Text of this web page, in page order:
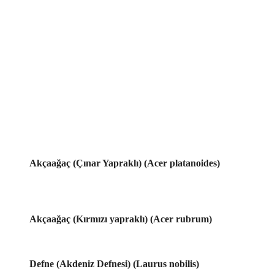
Akçaağaç (Çınar Yapraklı) (Acer platanoides)
Akçaağaç (Kırmızı yapraklı) (Acer rubrum)
Defne (Akdeniz Defnesi) (Laurus nobilis)